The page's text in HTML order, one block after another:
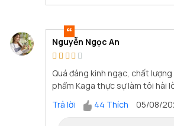
Nguyễn Ngọc An
Quá đáng kinh ngạc, chất
phẩm Kaga thực sự làm tôi hài
Trả lời
44 Thích 05/08/